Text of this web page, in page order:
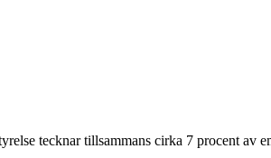
tecknar tillsammans cirka 7 procent av